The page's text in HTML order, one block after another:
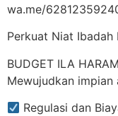
wa.me/
Perkuat Niat Ibadah
BUDGET ILA
Mewujudkan impian
Regulasi dan